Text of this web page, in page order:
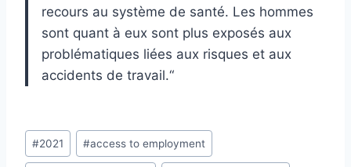
recours au système de santé. Les hommes
sont quant à eux sont plus exposés aux
problématiques liées aux risques et aux
accidents de travail.“
Post
Tags:
#2021 #access to employment